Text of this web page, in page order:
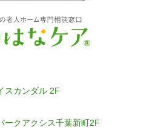
スカンダル 2F
ークアクシス千葉新町2F